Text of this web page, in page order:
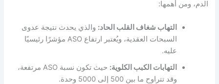
الدم، ومن أهمها:
التهاب شغاف القلب الحاد: والذي يحدث نتيجة عدوى
السبحات العقدية، ويُعتبر ارتفاع ASO مؤشرًا رئيسيًا
عليه.
التهابات الكبب الكلوية:
حيث تكون نسبة ASO مرتفعة،
وقد تتراوح ما بين 500 إلى 5000 وحدة.